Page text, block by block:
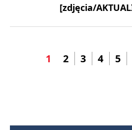
[zdjęcia/
1 2 3 4 5